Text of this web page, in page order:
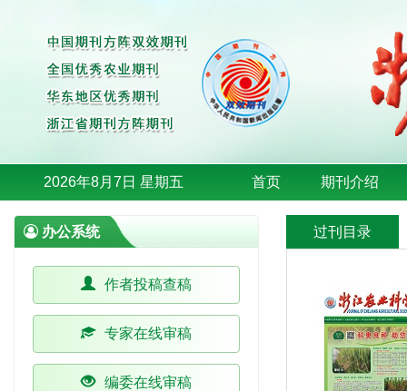
2026年8月7日 星期五 首页 期刊介绍
过刊目录
办公系统
作者投稿查稿
专家在线审稿
编委在线审稿